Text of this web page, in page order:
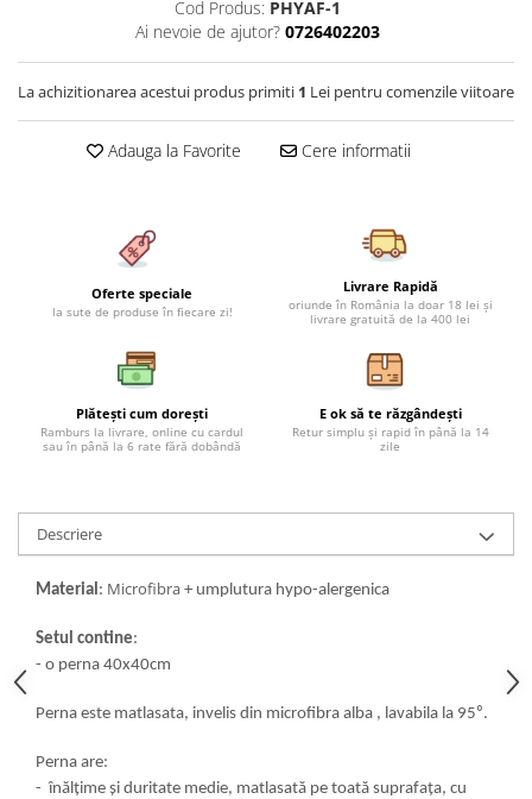
Cearceaf cu elastic 4 piese
Lenjerii Catifea
Cearceaf cu elastic
Cearceaf normal
Bumbac 100% Poplin Hobby
Bumbac 100%
Lenjerii Satin Premium
Lenjerii Jacquard
Lenjerii Creponate
Set Lenjerie + Draperii Pat Dublu
Huse De Pat Tricotate 160x200cm
Huse Impermeabile
Huse Impermeabile 160x200cm
Huse Impermeabile 180x200cm
Cod Produs: PHYAF-1
Ai nevoie de ajutor? 0726402203
La achizitionarea acestui produs primiti 1 Lei pentru comenzile viitoare
Adauga la Favorite Cere informatii
Oferte speciale
la sute de produse în fiecare zi!
Livrare Rapidă
oriunde în România la doar 18 lei și
livrare gratuită de la 400 lei
Plătești cum dorești
Ramburs la livrare, online cu cardul
sau în până la 6 rate fără dobândă
E ok să te răzgândești
Retur simplu și rapid în până la 14
zile
Descriere
Material : Microfibra + umplutura hypo-alergenica
Setul contine:
- o perna 40x40cm
Perna este matlasata, invelis din microfibra alba , lavabila la 95⁰.
Perna are:
- înălţime şi duritate medie, matlasată pe toată suprafaţa, cu